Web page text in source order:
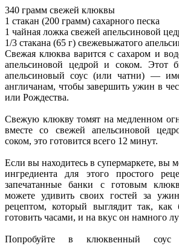
340 грамм свежей клюквы
1 стакан (200 грамм) сахарного песка
1 чайная ложка свежей апельсиновой
1/3 стакана (65 г) свежевыжатого
Свежая клюква варится с сахаром и
апельсиновой цедрой и соком. Этот
апельсиновый соус (или чатни) —
англичанам, чтобы завершить ужин в
или Рождества.
Свежую клюкву томят на медленном
вместе со свежей апельсиновой
соком, это готовится всего 12 минут.
Если вы находитесь в супермаркете, вы
ингредиента для этого простого
запечатанные банки с готовым
можете удивить своих гостей за
рецептом, который выглядит так, как
готовить часами, и на вкус он намного
Попробуйте в клюквенный соус